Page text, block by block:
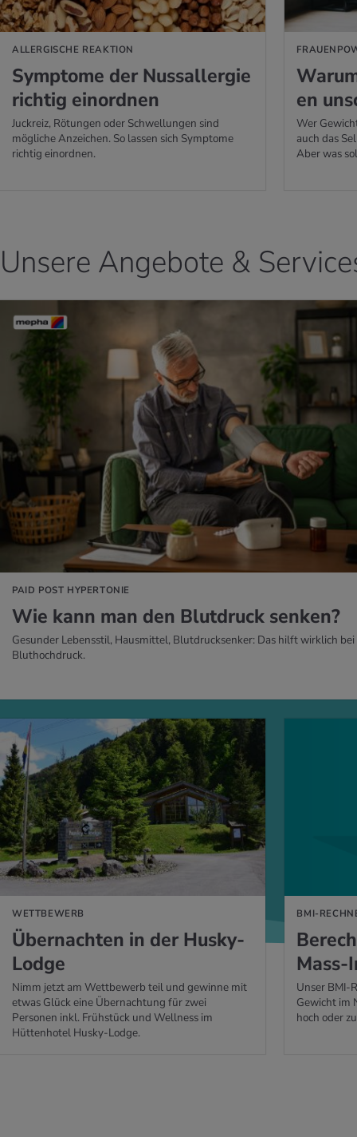
ALLERGISCHE REAKTION
Sym­pto­me der Nussall­er­gie
rich­tig ein­ord­nen
Juckreiz, Rötungen oder Schwellungen sind
mögliche Anzeichen. So lassen sich Symptome
richtig einordnen.
en
Wer
auch das
Aber was
Unsere Angebote &
PAID POST HYPERTONIE
Wie kann man den Blut­druck sen­ken?
Gesunder Lebensstil, Hausmittel, Blutdrucksenker: Das hilft wirklich bei
Bluthochdruck.
WETTBEWERB
Über­nach­ten in der Husky-
Lodge
Nimm jetzt am Wettbewerb teil und gewinne mit
etwas Glück eine Übernachtung für zwei
Personen inkl. Frühstück und Wellness im
Hüttenhotel Husky-Lodge.
ERFAHREN
BMI-
Mass-
Unser BMI-
Gewicht im
hoch oder
MEHR ERFAHREN